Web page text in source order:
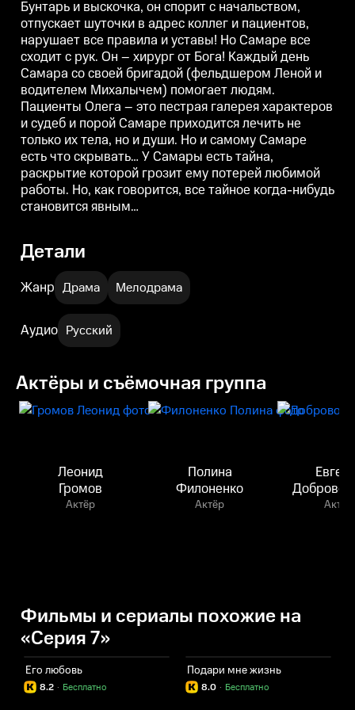
помогает людям. Пациенты
Олега – это пестрая галерея
характеров и судеб и порой
Самаре приходится лечить не
только их тела, но и души. Но и
самому Самаре есть что
скрывать… У Самары есть тайна,
раскрытие которой грозит ему
потерей любимой работы. Но,
как говорится, все тайное
когда-нибудь становится
явным…
помогает людям. Пациенты
Олега – это пестрая галерея
характеров и судеб и порой
Самаре приходится лечить не
только их тела, но и души. Но и
самому Самаре есть что
скрывать… У Самары есть тайна,
раскрытие которой грозит ему
потерей любимой работы. Но,
как говорится, все тайное
когда-нибудь становится
явным…
Бунтарь и выскочка, он спорит с начальством,
отпускает шуточки в адрес коллег и пациентов,
нарушает все правила и уставы! Но Самаре все
сходит с рук. Он – хирург от Бога! Каждый день
Самара со своей бригадой (фельдшером Леной и
водителем Михалычем) помогает людям.
Пациенты Олега – это пестрая галерея характеров
и судеб и порой Самаре приходится лечить не
только их тела, но и души. Но и самому Самаре
есть что скрывать… У Самары есть тайна,
раскрытие которой грозит ему потерей любимой
работы. Но, как говорится, все тайное когда-нибудь
становится явным…
Детали
Жанр Драма Мелодрама
Аудио Русский
Актёры и съёмочная группа
Леонид
Громов
Актёр
Полина
Филоненко
Актёр Актёр
Фильмы и сериалы похожие на
«Серия 7»
Его любовь
8.2 Бесплатно
·
Подари мне жизнь
8.0 Бесплатно
·